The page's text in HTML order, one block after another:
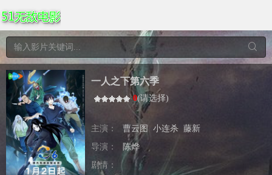
一人之下第六季
0(请选择)
主演： 曹云图 小连杀 藤新
导演：
陈烨
剧情：